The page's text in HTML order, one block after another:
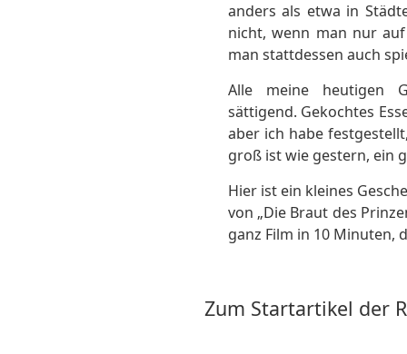
anders als etwa in
nicht, wenn man nur
man stattdessen auch
Alle meine heutigen
sättigend. Gekochtes
aber ich habe
groß ist wie gestern, ein
Hier ist ein kleines
von „Die Braut des
ganz Film in 10 Minuten,
Zum Startartikel der